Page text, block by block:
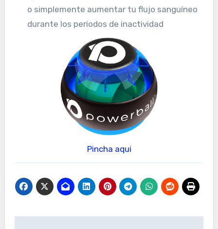
o simplemente aumentar tu flujo sanguíneo
durante los periodos de inactividad
Pincha aqui